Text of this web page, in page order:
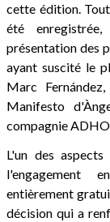
cette édition.
été
présentation des
ayant suscité le
Marc
Manifesto
compagnie
L'un des
l'engagement
entièrement
décision qui a